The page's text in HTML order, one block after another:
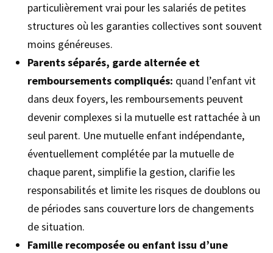
particulièrement vrai pour les salariés de petites
structures où les garanties collectives sont souvent
moins généreuses.
Parents séparés, garde alternée et
remboursements compliqués: quand l’enfant vit
dans deux foyers, les remboursements peuvent
devenir complexes si la mutuelle est rattachée à un
seul parent. Une mutuelle enfant indépendante,
éventuellement complétée par la mutuelle de
chaque parent, simplifie la gestion, clarifie les
responsabilités et limite les risques de doublons ou
de périodes sans couverture lors de changements
de situation.
Famille recomposée ou enfant issu d’une